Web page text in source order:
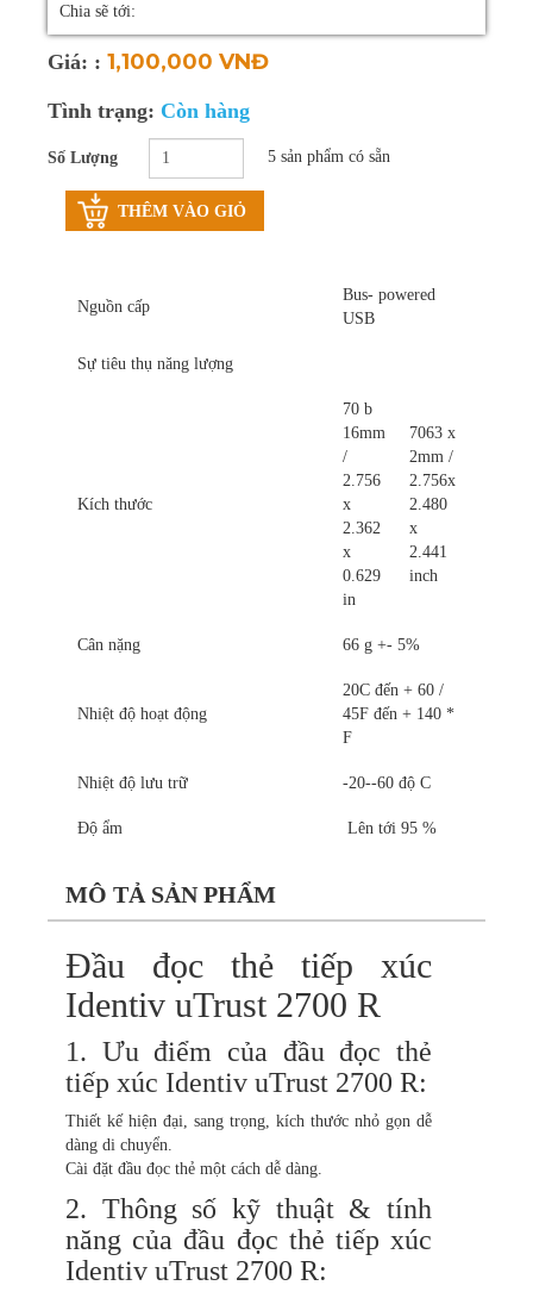
laptop
Vệ sinh laptop, PC
Chia sẽ tới:
Giá: : 1,100,000 VNĐ
Tình trạng: Còn hàng
Số Lượng 5 sản phẩm có sẵn
THÊM VÀO GIỎ
Nguồn cấp
Bus- powered
USB
Sự tiêu thụ năng lượng
Kích thước
70 b
16mm
/
2.756
x
2.362
x
0.629
in
7063 x
2mm /
2.756x
2.480
x
2.441
inch
Cân nặng 66 g +- 5%
Nhiệt độ hoạt động
20C đến + 60 /
45F đến + 140 *
F
Nhiệt độ lưu trữ -20--60 độ C
Độ ẩm Lên tới 95 %
MÔ TẢ SẢN PHẨM
Đầu đọc thẻ tiếp xúc
Identiv uTrust 2700 R
1. Ưu điểm của đầu đọc thẻ
tiếp xúc Identiv uTrust 2700 R:
Thiết kế hiện đại, sang trọng, kích thước nhỏ gọn dễ
dàng di chuyển.
Cài đặt đầu đọc thẻ một cách dễ dàng.
2. Thông số kỹ thuật & tính
năng của đầu đọc thẻ tiếp xúc
Identiv uTrust 2700 R: